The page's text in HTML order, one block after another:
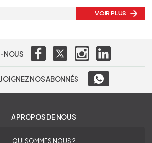
VOIR PLUS
NOUS
NOS ABONNÉS
A PROPOS DE NOUS
QUI SOMMES NOUS ?